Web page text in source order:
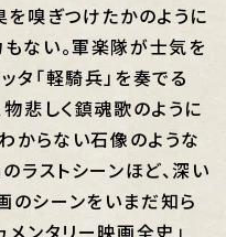
を嗅ぎつけたかのように
ない。軍楽隊が士気を
タ「軽騎兵」を奏でる
悲しく鎮魂歌のように
からない石像のような
ラストシーンほど、深い
シーンをいまだ知ら
ンタリー映画全史」